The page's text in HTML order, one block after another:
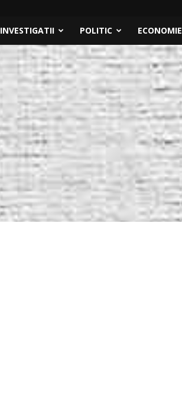
INVESTIGATII POLITIC ECONOMIE